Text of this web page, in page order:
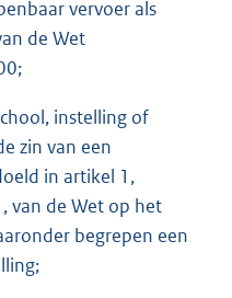
vervoer als
de Wet
instelling of
zin van een
in artikel 1,
van de Wet op het
begrepen een